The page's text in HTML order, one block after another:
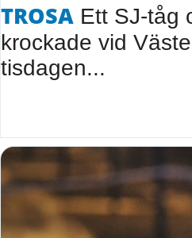
TROSA Ett SJ-tåg
krockade vid
tisdagen...